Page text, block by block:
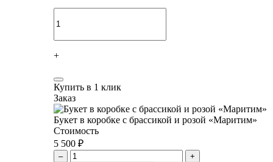
+
Купить в 1 клик
Заказ
Букет в коробке с брассикой и розой «Маритим»
Стоимость
5 500 ₽
– +